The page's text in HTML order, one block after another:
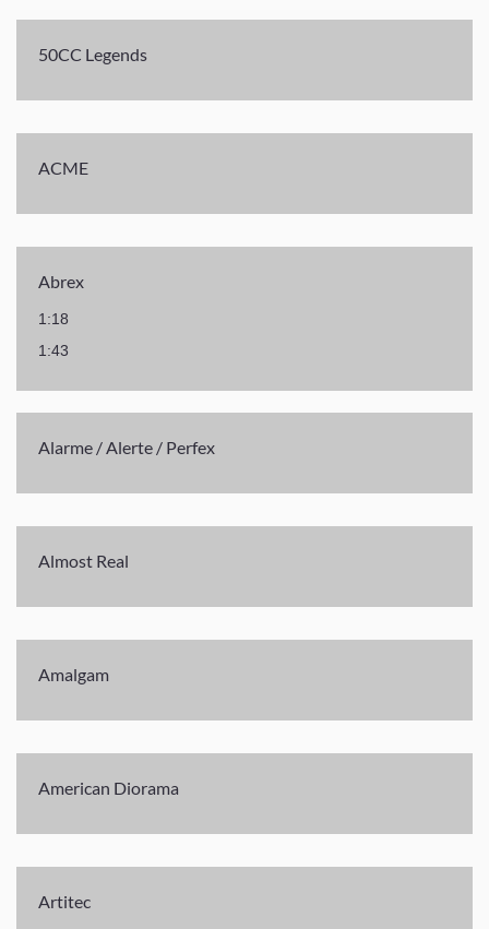
50CC Legends
ACME
Abrex
1:18
1:43
Alarme / Alerte / Perfex
Almost Real
Amalgam
American Diorama
Artitec